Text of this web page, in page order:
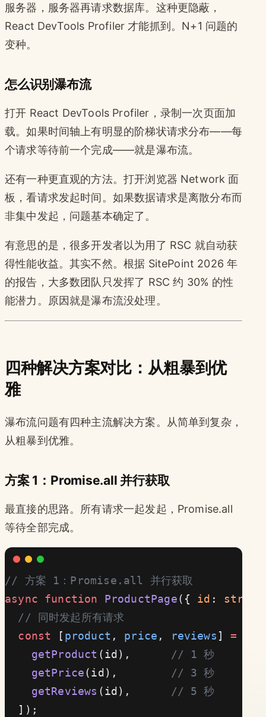
服务器，服务器再请求数据库。这种更隐蔽，
React DevTools Profiler 才能抓到。N+1 问题的
变种。
怎么识别瀑布流
打开 React DevTools Profiler，录制一次页面加
载。如果时间轴上有明显的阶梯状请求分布——每
个请求等待前一个完成——就是瀑布流。
还有一种更直观的方法。打开浏览器 Network 面
板，看请求发起时间。如果数据请求是离散分布而
非集中发起，问题基本确定了。
有意思的是，很多开发者以为用了 RSC 就自动获
得性能收益。其实不然。根据 SitePoint 2026 年
的报告，大多数团队只发挥了 RSC 约 30% 的性
能潜力。原因就是瀑布流没处理。
四种解决方案对比：从粗暴到优
雅
瀑布流问题有四种主流解决方案。从简单到复杂，
从粗暴到优雅。
方案 1：Promise.all 并行获取
最直接的思路。所有请求一起发起，Promise.all
等待全部完成。
// 方案 1：Promise.all 并行获取
async function ProductPage({ id : string
  // 同时发起所有请求
  const
[ product , price , reviews ] =
    getProduct
(id),
// 1 秒
    getPrice
(id),
// 3 秒
    getReviews
(id),
// 5 秒
  ]);